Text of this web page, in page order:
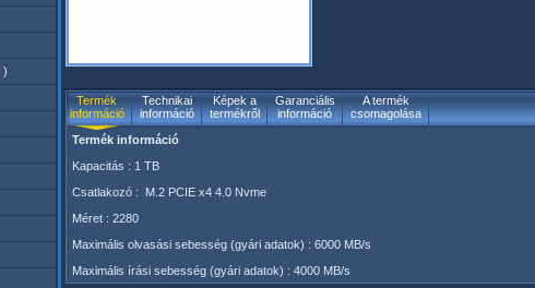
)
Termék
információ
Technikai
információ
Képek a
termékről
Garanciális
információ
A termék
csomagolása
Termék információ
Kapacitás : 1 TB
Csatlakozó : M.2 PCIE x4 4.0 Nvme
Méret : 2280
Maximális olvasási sebesség (gyári adatok) : 6000 MB/s
Maximális írási sebesség (gyári adatok) : 4000 MB/s